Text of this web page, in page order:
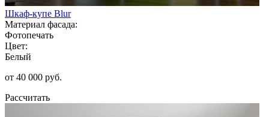
Шкаф-купе Blur
Материал фасада:
Фотопечать
Цвет:
Белый
от 40 000 руб.
Рассчитать